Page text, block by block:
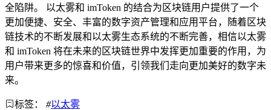
全陷阱。 以太雾和 imToken 的结合为区块链用户提供了一个
更加便捷、安全、丰富的数字资产管理和应用平台，随着区块
链技术的不断发展和以太雾生态系统的不断完善，相信以太雾
和 imToken 将在未来的区块链世界中发挥更加重要的作用，为
用户带来更多的惊喜和价值，引领我们走向更加美好的数字未
来。
标签： #以太雾